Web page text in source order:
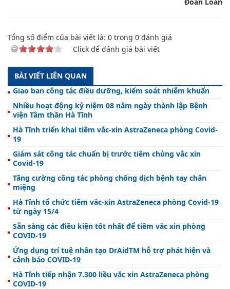
Tổng số điểm của bài viết là: 0 trong 0 đánh giá
Click để đánh giá bài viết
BÀI VIẾT LIÊN QUAN
Giao ban công tác điều dưỡng, kiểm soát nhiễm khuẩn
Nhiều hoạt động kỷ niệm 08 năm ngày thành lập Bệnh
viện Tâm thần Hà Tĩnh
Hà Tĩnh triển khai tiêm vắc-xin AstraZeneca phòng Covid-
19
Giám sát công tác chuẩn bị trước tiêm chủng vắc xin
Covid-19
Tăng cường công tác phòng chống dịch bệnh tay chân
miệng
Hà Tĩnh tổ chức tiêm vắc-xin AstraZeneca phòng Covid-19
từ ngày 15/4
Sẵn sàng các điều kiện tốt nhất để tiêm vắc xin phòng
COVID-19
Ứng dụng trí tuệ nhân tạo DrAidTM hỗ trợ phát hiện và
cảnh báo COVID-19
Hà Tĩnh tiếp nhận 7.300 liều vắc xin AstraZeneca phòng
COVID-19